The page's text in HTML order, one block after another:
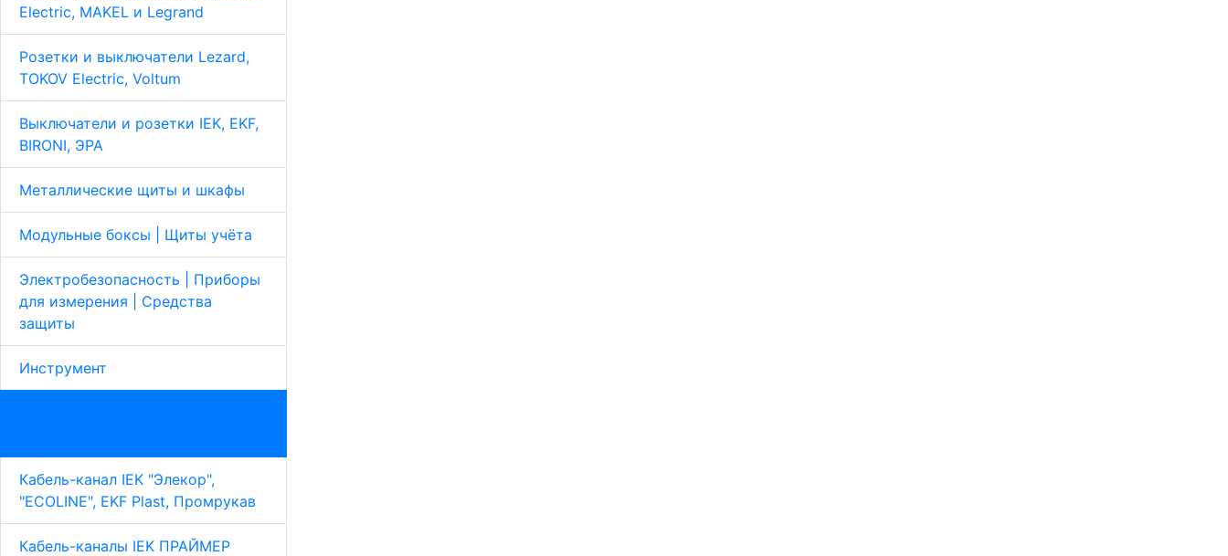
Electric, MAKEL и Legrand
Розетки и выключатели Lezard,
TOKOV Electric, Voltum
Выключатели и розетки IEK, EKF,
BIRONI, ЭРА
Металлические щиты и шкафы
Модульные боксы | Щиты учёта
Электробезопасность | Приборы
для измерения | Средства
защиты
Инструмент
Кабель-канал IEK "Элекор",
"ECOLINE", EKF Plast, Промрукав
Кабель-каналы IEK ПРАЙМЕР